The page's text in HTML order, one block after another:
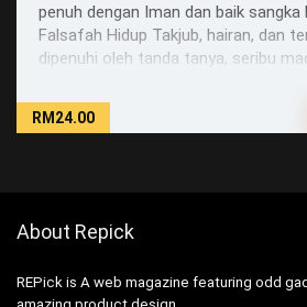
penuh dengan Iman dan baik sangka
Falsafah Hidup Takjub, hairan, dan
dipenuhi oleh tanda tanya, seribu
RM24.00
About Repick
REPick is A web magazine featuring odd